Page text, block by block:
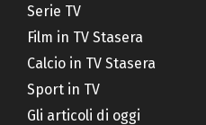
Serie TV
Film in TV Stasera
Calcio in TV Stasera
Sport in TV
Gli articoli di oggi